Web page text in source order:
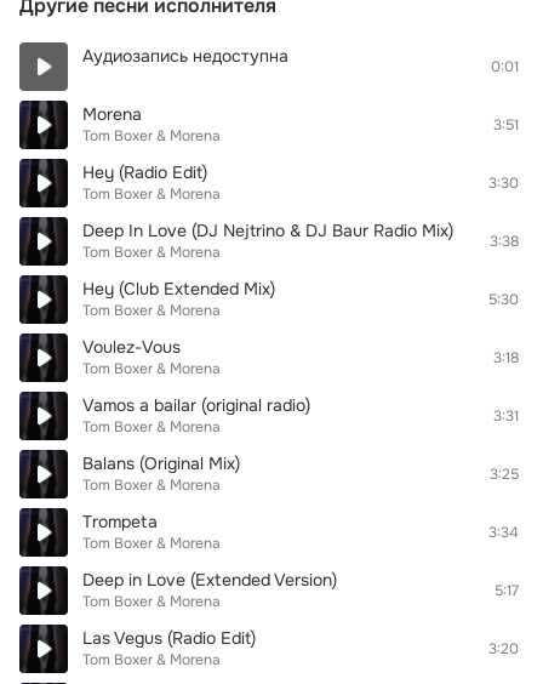
Другие песни исполнителя
Аудиозапись недоступна 0:01
Morena
Tom Boxer & Morena
3:51
Hey (Radio Edit)
Tom Boxer & Morena
3:30
Deep In Love (DJ Nejtrino & DJ Baur Radio Mix)
Tom Boxer & Morena
3:38
Hey (Club Extended Mix)
Tom Boxer & Morena
5:30
Voulez-Vous
Tom Boxer & Morena
3:18
Vamos a bailar (original radio)
Tom Boxer & Morena
3:31
Balans (Original Mix)
Tom Boxer & Morena
3:25
Trompeta
Tom Boxer & Morena
3:34
Deep in Love (Extended Version)
Tom Boxer & Morena
5:17
Las Vegus (Radio Edit)
Tom Boxer & Morena
3:20